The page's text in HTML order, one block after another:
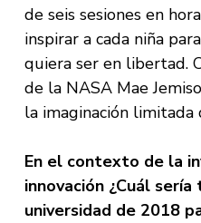
de seis sesiones en
inspirar a cada niña
quiera ser en libertad.
de la NASA Mae
la imaginación limitada
En el contexto de la
innovación ¿Cuál
universidad de 2018